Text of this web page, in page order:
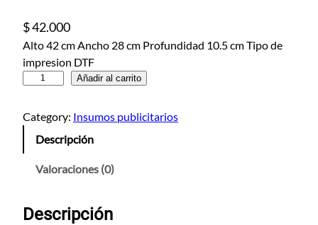
$42.000
Alto 42 cm Ancho 28 cm Profundidad 10.5 cm Tipo de
impresion DTF
r
r
x
Añadir al carrito
Category: Insumos publicitarios
Descripción
Valoraciones (0)
Descripción